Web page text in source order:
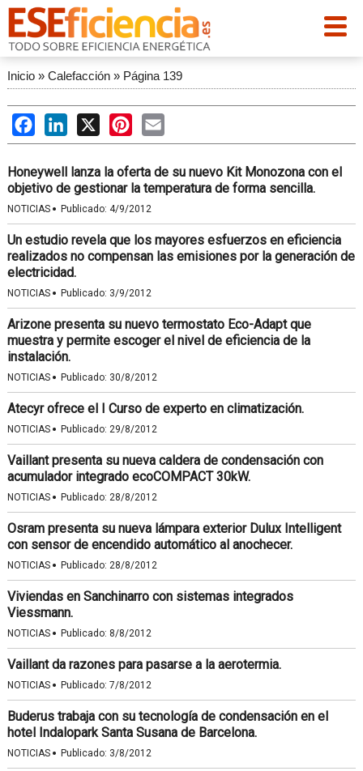
Inicio» Calefacción» Página 139
FacebookLinkedIn
X PinterestEmail
Honeywell lanza la oferta de su nuevo Kit Monozona con el
objetivo de gestionar la temperatura de forma sencilla.
NOTICIAS · Publicado: 4/9/2012
Un estudio revela que los mayores esfuerzos en eficiencia
realizados no compensan las emisiones por la generación de
electricidad.
NOTICIAS · Publicado: 3/9/2012
Arizone presenta su nuevo termostato Eco-Adapt que
muestra y permite escoger el nivel de eficiencia de la
instalación.
NOTICIAS · Publicado: 30/8/2012
Atecyr ofrece el I Curso de experto en climatización.
NOTICIAS · Publicado: 29/8/2012
Vaillant presenta su nueva caldera de condensación con
acumulador integrado ecoCOMPACT 30kW.
NOTICIAS · Publicado: 28/8/2012
Osram presenta su nueva lámpara exterior Dulux Intelligent
con sensor de encendido automático al anochecer.
NOTICIAS · Publicado: 28/8/2012
Viviendas en Sanchinarro con sistemas integrados
Viessmann.
NOTICIAS · Publicado: 8/8/2012
Vaillant da razones para pasarse a la aerotermia.
NOTICIAS · Publicado: 7/8/2012
Buderus trabaja con su tecnología de condensación en el
hotel Indalopark Santa Susana de Barcelona.
NOTICIAS · Publicado: 3/8/2012